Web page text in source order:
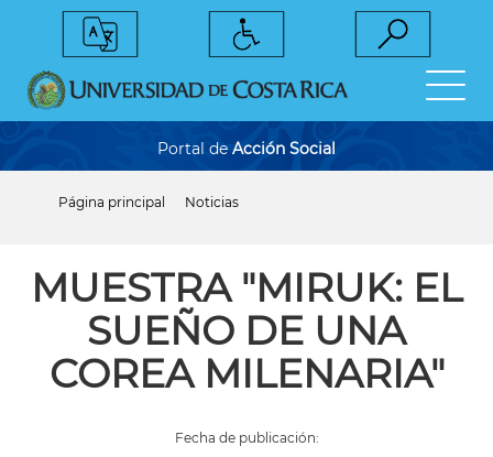
Portal de Acción Social
ayuda
a
la
navegación
Página principal Noticias
MUESTRA "MIRUK: EL
SUEÑO DE UNA
COREA MILENARIA"
Fecha de publicación: